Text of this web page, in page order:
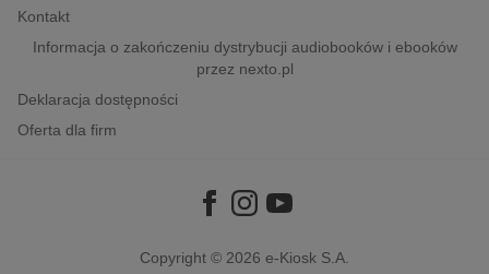
Kontakt
Informacja o zakończeniu dystrybucji audiobooków i ebooków
przez nexto.pl
Deklaracja dostępności
Oferta dla firm
Copyright © 2026 e-Kiosk S.A.